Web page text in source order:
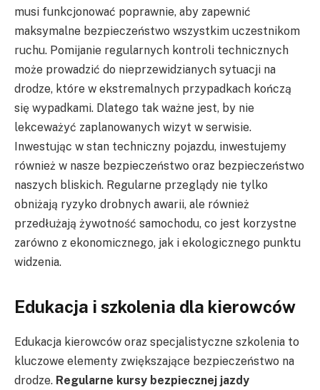
musi funkcjonować poprawnie, aby zapewnić
maksymalne bezpieczeństwo wszystkim uczestnikom
ruchu. Pomijanie regularnych kontroli technicznych
może prowadzić do nieprzewidzianych sytuacji na
drodze, które w ekstremalnych przypadkach kończą
się wypadkami. Dlatego tak ważne jest, by nie
lekceważyć zaplanowanych wizyt w serwisie.
Inwestując w stan techniczny pojazdu, inwestujemy
również w nasze bezpieczeństwo oraz bezpieczeństwo
naszych bliskich. Regularne przeglądy nie tylko
obniżają ryzyko drobnych awarii, ale również
przedłużają żywotność samochodu, co jest korzystne
zarówno z ekonomicznego, jak i ekologicznego punktu
widzenia.
Edukacja i szkolenia dla kierowców
Edukacja kierowców oraz specjalistyczne szkolenia to
kluczowe elementy zwiększające bezpieczeństwo na
drodze. Regularne kursy bezpiecznej jazdy